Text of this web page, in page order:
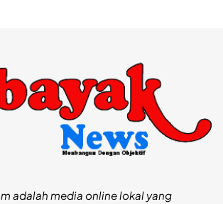
adalah media online lokal yang